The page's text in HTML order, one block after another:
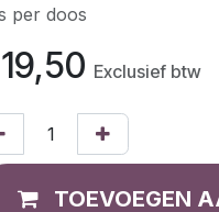
per doos
19,50 Exclusief btw
TOEVOEGEN